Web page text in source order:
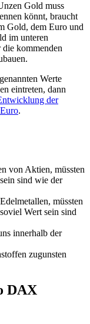
Gold muss
könnt, braucht
Gold, dem Euro und
im unteren
kommenden
Werte
eintreten, dann
der
.
von Aktien, müssten
sind wie der
müssten
soviel Wert sein sind
innerhalb der
zugunsten
DAX